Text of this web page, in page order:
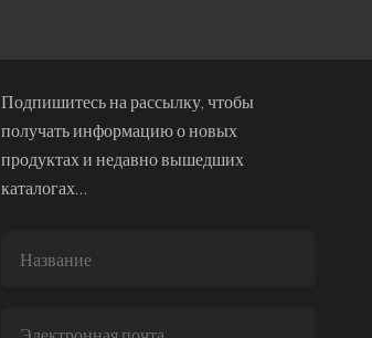
Подпишитесь на рассылку, чтобы
получать информацию о новых
продуктах и недавно вышедших
каталогах…